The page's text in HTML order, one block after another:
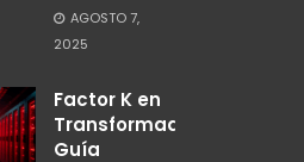
AGOSTO 7,
2025
Factor K en
Transformadores:
Guía